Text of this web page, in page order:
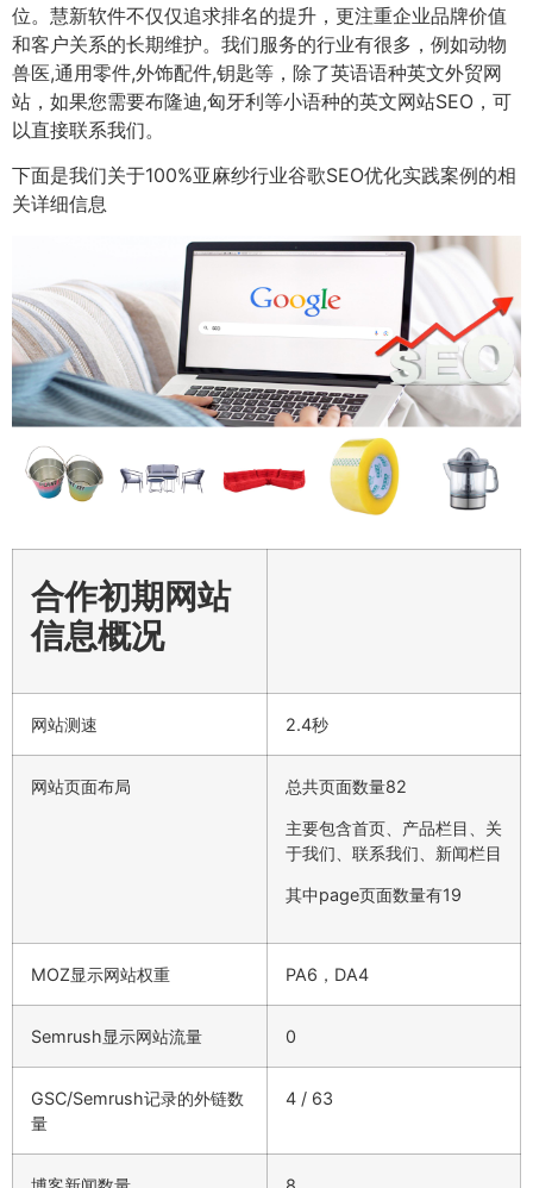
位。慧新软件不仅仅追求排名的提升，更注重企业品牌价值
和客户关系的长期维护。我们服务的行业有很多，例如动物
兽医,通用零件,外饰配件,钥匙等，除了英语语种英文外贸网
站，如果您需要布隆迪,匈牙利等小语种的英文网站SEO，可
以直接联系我们。
下面是我们关于100%亚麻纱行业谷歌SEO优化实践案例的相
关详细信息
合作初期网站
信息概况
网站测速 2.4秒
网站页面布局 总共页面数量82
主要包含首页、产品栏目、关
于我们、联系我们、新闻栏目
其中page页面数量有19
MOZ显示网站权重 PA6，DA4
Semrush显示网站流量 0
GSC/Semrush记录的外链数
量
4 / 63